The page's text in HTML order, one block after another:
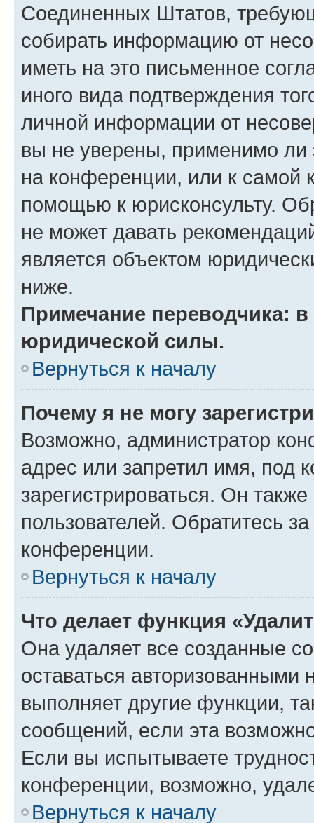
Соединенных Штатов,
собирать информацию от
иметь на это письменное
иного вида подтверждения
личной информации от
вы не уверены, применимо ли
на конференции, или к самой
помощью к юрисконсульту.
не может давать
является объектом
ниже.
Примечание переводчика:
юридической силы.
Вернуться к началу
Почему я не могу
Возможно, администратор
адрес или запретил имя, под
зарегистрироваться. Он
пользователей. Обратитесь
конференции.
Вернуться к началу
Что делает функция
Она удаляет все созданные
оставаться авторизованными
выполняет другие функции,
сообщений, если эта
Если вы испытываете
конференции, возможно,
Вернуться к началу